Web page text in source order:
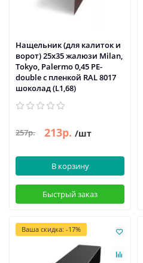
Нащельник (для калиток и
ворот) 25х35 жалюзи Milan,
Tokyo, Palermo 0,45 PE-
double с пленкой RAL 8017
шоколад (L1,68)
257р. 213р. /шт
В корзину
Быстрый заказ
Ваша скидка: -17%